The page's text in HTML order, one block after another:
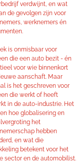
verdwijnt, en wat
de gevolgen zijn voor
werknemers én
is onmisbaar voor
die een auto bezit - én
voor wie binnenkort
aanschaft. Maar
is het geschreven voor
die werkt of heeft
in de auto-industrie. Het
hoe globalisering en
het
hebben
en wat die
betekent voor het
sector en de automobilist.